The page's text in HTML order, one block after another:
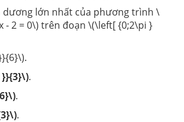
dương lớn nhất của phương trình \
- 2 = 0\) trên đoạn \(\left[ {0;2\pi }
.
.
.